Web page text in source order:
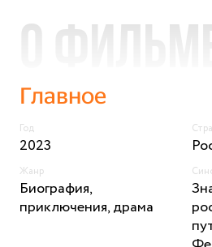
О
Главное
Год
2023
Жанр
Биография,
приключения, драма